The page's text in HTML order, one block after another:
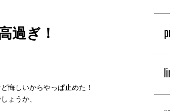
過ぎ！
悔しいからやっぱ止めた！
ょうか、